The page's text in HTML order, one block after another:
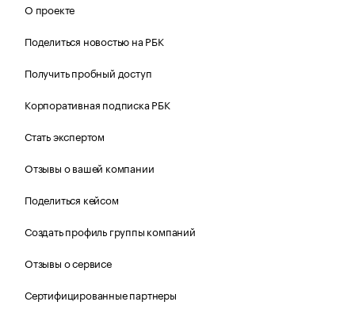
О проекте
Поделиться новостью на РБК
Получить пробный доступ
Корпоративная подписка РБК
Стать экспертом
Отзывы о вашей компании
Поделиться кейсом
Создать профиль группы компаний
Отзывы о сервисе
Сертифицированные партнеры